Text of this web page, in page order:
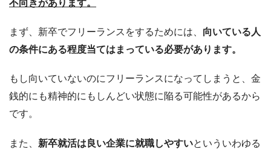
不向きがあります。
まず、新卒でフリーランスをするためには、 向いている人
の条件にある程度当てはまっている必要があります。
もし向いていないのにフリーランスになってしまうと、金
銭的にも精神的にもしんどい状態に陥る可能性があるから
です。
また、 新卒就活は良い企業に就職しやすいといういわゆる